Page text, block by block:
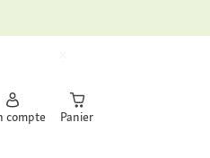
compte Panier